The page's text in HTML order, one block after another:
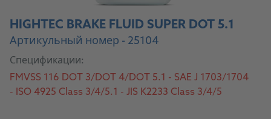
HIGHTEC BRAKE FLUID SUPER DOT 5.1
Артикульный номер - 25104
Спецификации:
FMVSS 116 DOT 3/DOT 4/DOT 5.1 - SAE J 1703/1704
- ISO 4925 Class 3/4/5.1 - JIS K2233 Class 3/4/5